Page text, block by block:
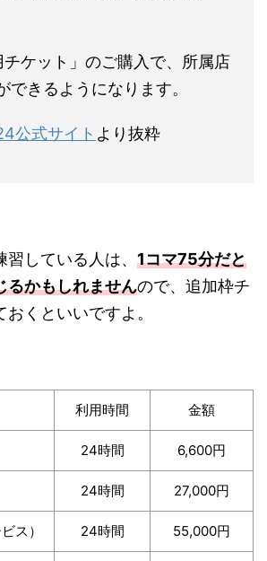
ケット」のご購入で、所属店
できるようになります。
公式サイト より抜粋
している人は、 1コマ75分だと
るかもしれませんので、追加枠チ
くといいですよ。
利用時間 金額
24時間 6,600円
24時間 27,000円
ス） 24時間 55,000円